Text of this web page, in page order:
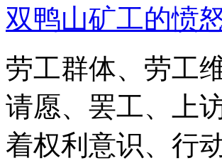
双鸭山矿工的愤
劳工群体、劳工
请愿、罢工、上
着权利意识、行